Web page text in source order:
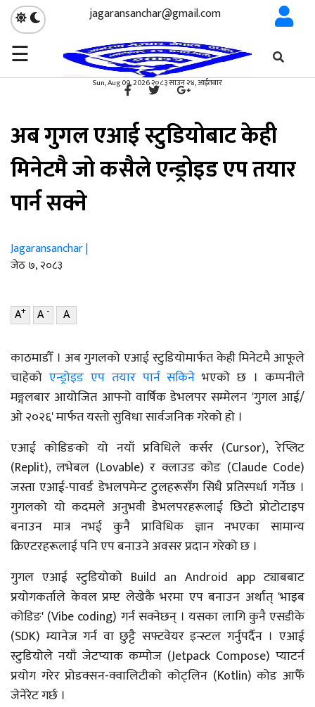
jagaransanchar@gmail.com
☰
Sun, Aug 09, 2026 २०८३ साउन २४, आईतबार
×
गृहपृष्ठ सूचना/प्रविधि
सूचना/प्रविधि
अब गुगल एआई स्टुडियोबाट केही
मिनेटमै जो कसैले एन्ड्रोइड एप तयार
पार्न सक्ने
Jagaransanchar |
जेठ ७, २०८३
A+ A- A
काठमाडौँ । अब गुगलको एआई स्टुडियोमार्फत केही मिनेटमै आफूले
चाहेको एन्ड्रोइड एप तयार पार्न सकिनेभएको छ । कम्पनीले
मङ्गलबार आयोजित आफ्नो वार्षिक डेभलपर सम्मेलन 'गुगल आई/
ओ २०२६' मार्फत यस्तो सुविधा सार्वजनिक गरेको हो ।
एआई कोडिङको यो नयाँ प्रविधिले कर्सर (Cursor), रेप्लिट
(Replit), लभेबल (Lovable) र क्लाउड कोड (Claude Code)
जस्ता एआई-पावर्ड डेभलपमेन्ट टुलहरूसँग सिधै प्रतिस्पर्धा गर्नेछ ।
गुगलको यो कदमले अनुभवी डेभलपरहरूलाई छिटो प्रोटोटाइप
बनाउन मात्र नभई कुनै प्राविधिक ज्ञान नभएका सामान्य
क्रिएटरहरूलाई पनि एप बनाउने अवसर प्रदान गरेको छ ।
गुगल एआई स्टुडियोको Build an Android app ट्याबबाट
प्रयोगकर्ताले केवल प्रम्प्ट लेखेकै भरमा एप बनाउन अर्थात् 'भाइब
कोडिङ' (Vibe coding) गर्न सक्नेछन् । यसका लागि कुनै एसडीके
(SDK) म्यानेज गर्न वा छुट्टै सफ्टवेयर इन्स्टल गर्नुपर्दैन । एआई
स्टुडियोले नयाँ जेटप्याक कम्पोज (Jetpack Compose) प्याटर्न
प्रयोग गरेर प्रोडक्सन-क्वालिटीको कोट्लिन (Kotlin) कोड आफैँ
जेनेरेट गर्छ ।